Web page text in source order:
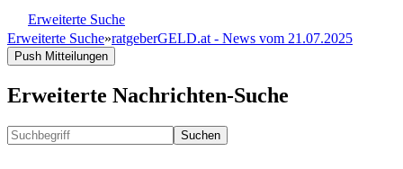
Erweiterte Suche
Erweiterte Suche»ratgeberGELD.at - News vom 21.07.2025
Push Mitteilungen
Erweiterte Nachrichten-Suche
Suchen